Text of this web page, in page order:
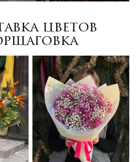
цветов